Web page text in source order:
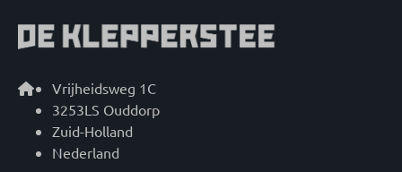
Vrijheidsweg 1C
3253LS Ouddorp
Zuid-Holland
Nederland